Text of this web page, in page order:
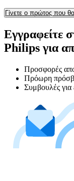
Γίνετε ο πρώτος που
Εγγραφείτε
Philips για
Προσφορές
Πρόωρη
Συμβουλές για